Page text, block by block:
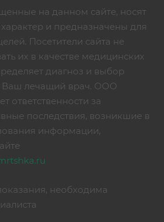
на данном сайте, носят
и предназначены для
Посетители сайта не
их в качестве медицинских
диагноз и выбор
Ваш лечащий врач. ООО
ответственности за
последствия, возникшие в
информации,
необходима